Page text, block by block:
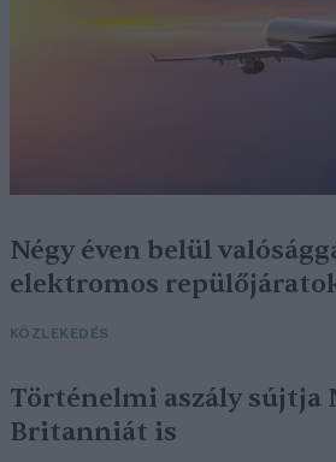
Négy éven belül
elektromos
KÖZLEKEDÉS
Történelmi aszály sújtja
Britanniát is